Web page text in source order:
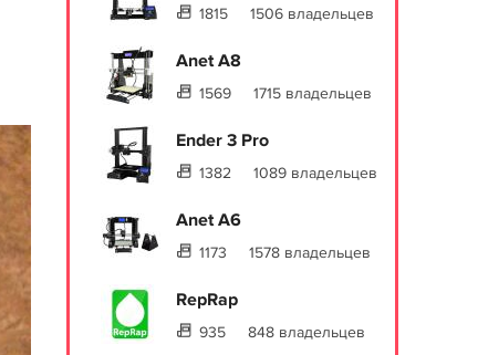
1815 1506 владельцев
Anet A8
1569 1715 владельцев
Ender 3 Pro
1382 1089 владельцев
Anet A6
1173 1578 владельцев
RepRap
935 848 владельцев